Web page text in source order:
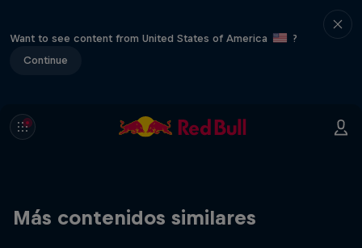
Want to see content from United States of America
?
Continue
Más contenidos similares